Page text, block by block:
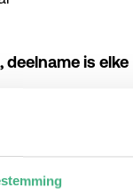
is elke